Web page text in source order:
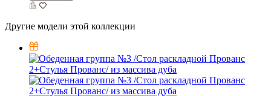
Другие модели этой коллекции